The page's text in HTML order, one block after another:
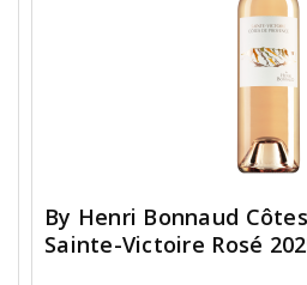
By Henri Bonnaud
Sainte-Victoire Rosé